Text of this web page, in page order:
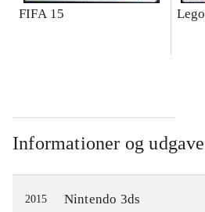
FIFA 15
Informationer og
2015 Nintendo 3ds